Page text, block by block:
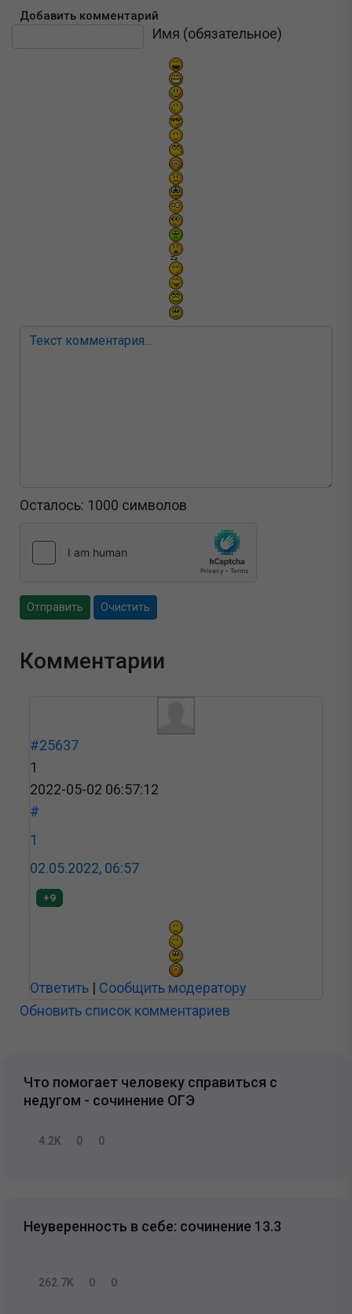
Добавить комментарий
Имя (обязательное)
Осталось: 1000 символов
Отправить Очистить
Комментарии
#25637
1
2022-05-02 06:57:12
#
1
02.05.2022, 06:57
+9
Ответить | Сообщить модератору
Обновить список комментариев
Что помогает человеку справиться с
недугом - сочинение ОГЭ
4.2K 0 0
Неуверенность в себе: сочинение 13.3
262.7K 0 0